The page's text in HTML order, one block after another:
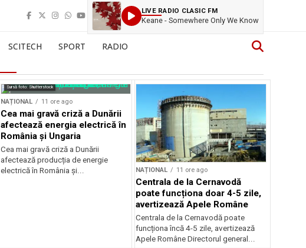
LIVE RADIO CLASIC FM
Keane - Somewhere Only We Know
SCITECH SPORT RADIO
Sursă foto: Shutterstock
NAȚIONAL 11 ore ago
Cea mai gravă criză a Dunării
afectează energia electrică în
România și Ungaria
Cea mai gravă criză a Dunării
afectează producția de energie
electrică în România și...
NAȚIONAL 11 ore ago
Centrala de la Cernavodă
poate funcționa doar 4-5 zile,
avertizează Apele Române
Centrala de la Cernavodă poate
funcționa încă 4-5 zile, avertizează
Apele Române Directorul general...